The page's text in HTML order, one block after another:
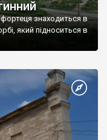
знаходиться в
який підноситься в